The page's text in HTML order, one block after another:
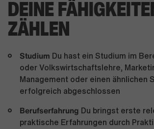
DEINE
ZÄHLEN
Studium Du hast ein Studium im
oder Volkswirtschaftslehre,
Management oder einen ähnlichen
erfolgreich abgeschlossen
Berufserfahrung Du bringst erste
praktische Erfahrungen durch